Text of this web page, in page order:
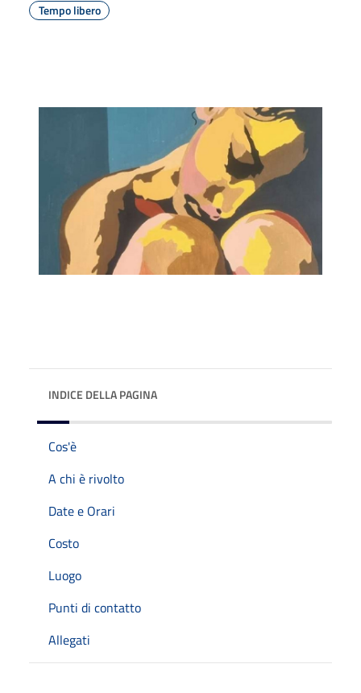
Tempo libero
INDICE DELLA PAGINA
Cos'è
A chi è rivolto
Date e Orari
Costo
Luogo
Punti di contatto
Allegati